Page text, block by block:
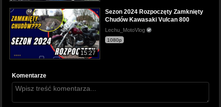
15:27
Sezon 2024 Rozpoczęty Zamknięty
Chudów Kawasaki Vulcan 800
Lechu_MotoVlog
1080p
Komentarze